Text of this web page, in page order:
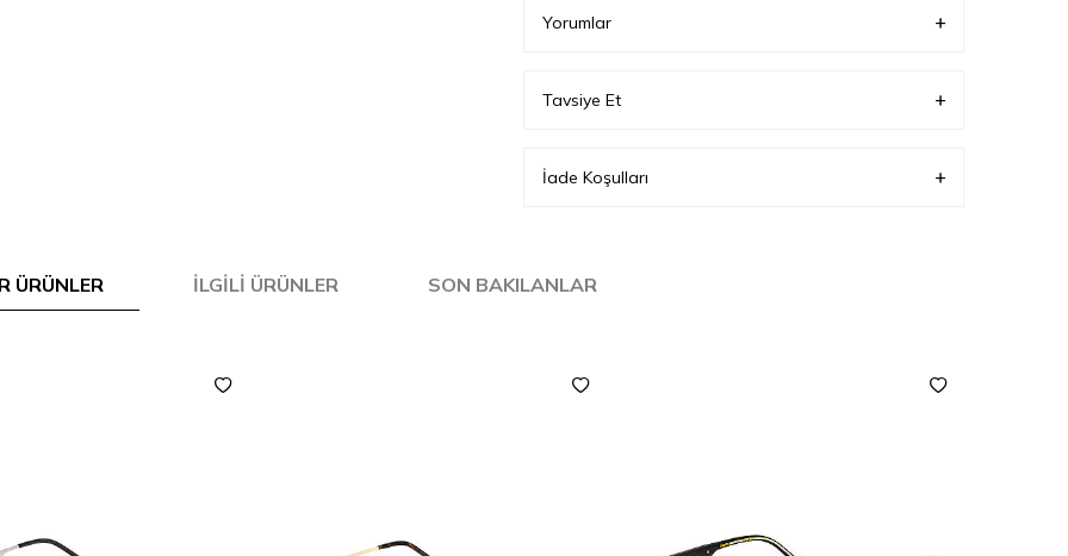
Yorumlar
Tavsiye Et
İade Koşulları
ÜRÜNLER İLGILI ÜRÜNLER SON BAKILANLAR